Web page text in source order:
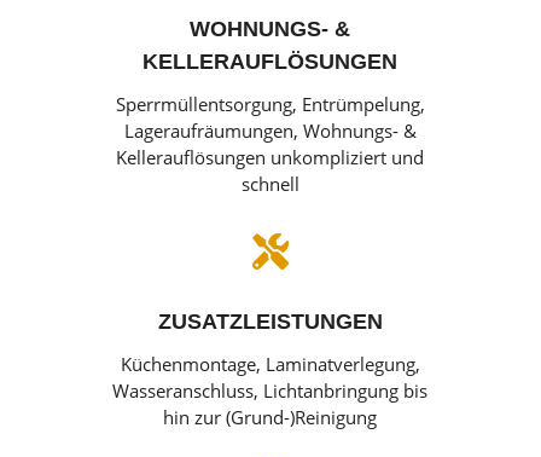
WOHNUNGS- &
KELLERAUFLÖSUNGEN
Sperrmüllentsorgung, Entrümpelung,
Lageraufräumungen, Wohnungs- &
Kellerauflösungen unkompliziert und
schnell

ZUSATZLEISTUNGEN
Küchenmontage, Laminatverlegung,
Wasseranschluss, Lichtanbringung bis
hin zur (Grund-)Reinigung